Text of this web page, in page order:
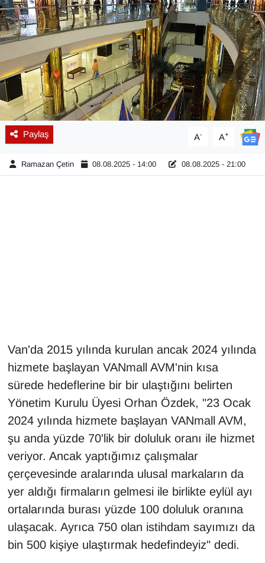
Paylaş A- A+
Ramazan Çetin 08.08.2025 - 14:00 08.08.2025 - 21:00
Van'da 2015 yılında kurulan ancak 2024 yılında
hizmete başlayan VANmall AVM'nin kısa
sürede hedeflerine bir bir ulaştığını belirten
Yönetim Kurulu Üyesi Orhan Özdek, "23 Ocak
2024 yılında hizmete başlayan VANmall AVM,
şu anda yüzde 70'lik bir doluluk oranı ile hizmet
veriyor. Ancak yaptığımız çalışmalar
çerçevesinde aralarında ulusal markaların da
yer aldığı firmaların gelmesi ile birlikte eylül ayı
ortalarında burası yüzde 100 doluluk oranına
ulaşacak. Ayrıca 750 olan istihdam sayımızı da
bin 500 kişiye ulaştırmak hedefindeyiz" dedi.
Diğer
DÜNYA
EĞİTİM
EKONOMİ
Eleman
İngilizce
Kadın
Kamu Alımları
Kim Kimdir?
Kültür & Sanat
MAGAZİN